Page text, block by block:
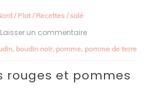
/ Plat/ Recettes/ salé
un commentaireon
betteraves
rouges
pommes
, boudin noir, pomme, pomme de terre
rouges et pommes